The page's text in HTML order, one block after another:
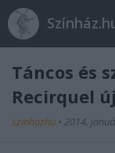
Táncos és
Recirquel
szinhazhu • 2014.